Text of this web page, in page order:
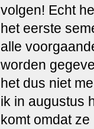
volgen! Echt
het eerste
alle
worden
het dus niet
ik in augustus
komt omdat